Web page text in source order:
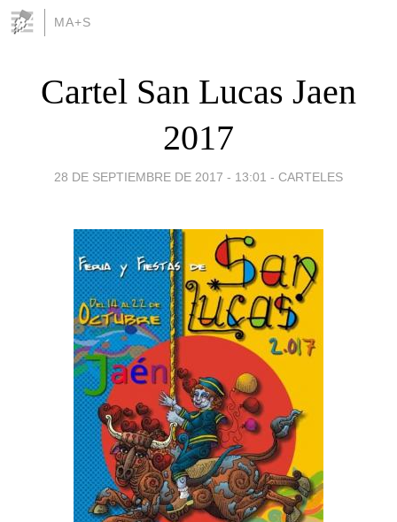
MA+S
Cartel San Lucas Jaen
2017
28 DE SEPTIEMBRE DE 2017 - 13:01 - CARTELES